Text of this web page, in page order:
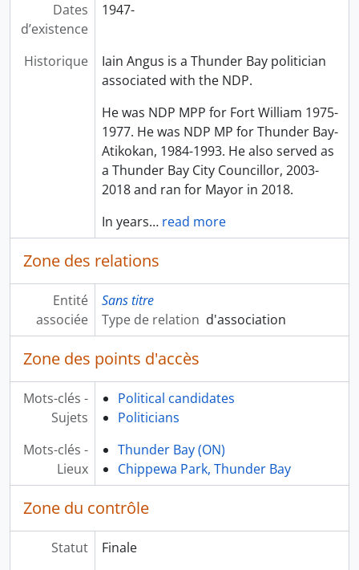
Dates
d’existence
1947-
Historique
Iain Angus is a Thunder Bay politician
associated with the NDP.
He was NDP MPP for Fort William 1975-
1977. He was NDP MP for Thunder Bay-
Atikokan, 1984-1993. He also served as
a Thunder Bay City Councillor, 2003-
2018 and ran for Mayor in 2018.
In years… read more
Zone des relations
Entité
associée
Sans titre
Type de relation d'association
Zone des points d'accès
Mots-clés -
Sujets
Political candidates
Politicians
Mots-clés -
Lieux
Thunder Bay (ON)
Chippewa Park, Thunder Bay
Zone du contrôle
Statut
Finale